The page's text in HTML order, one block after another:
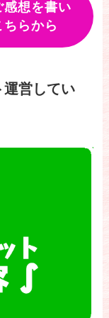
想を書い
らから
運営してい